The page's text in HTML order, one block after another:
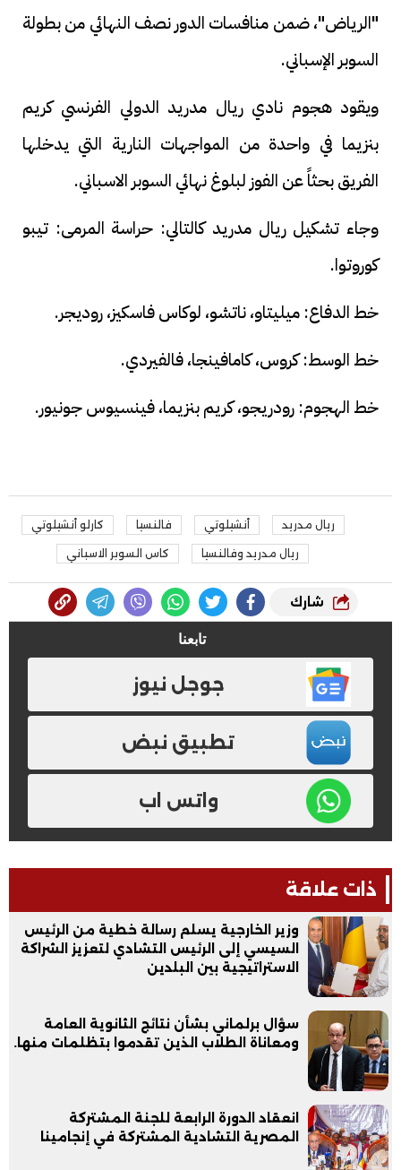
"الرياض"، ضمن منافسات الدور نصف النهائي من بطولة
السوبر الإسباني.
ويقود هجوم نادي ريال مدريد الدولي الفرنسي كريم
بنزيما في واحدة من المواجهات النارية التي يدخلها
الفريق بحثاً عن الفوز لبلوغ نهائي السوبر الاسباني.
وجاء تشكيل ريال مدريد كالتالي: حراسة المرمى: تيبو
كوروتوا.
خط الدفاع: ميليتاو، ناتشو، لوكاس فاسكيز، روديجر.
خط الوسط: كروس، كامافينجا، فالفيردي.
خط الهجوم: رودريجو، كريم بنزيما، فينسيوس جونيور.
ريال مدريد أنشيلوتي فالنسيا كارلو أنشيلوتي
ريال مدريد وفالنسيا كاس السوبر الاسباني
شارك
تابعنا
جوجل نيوز
تطبيق نبض
واتس اب
ذات علاقة
وزير الخارجية يسلم رسالة خطية من الرئيس
السيسي إلى الرئيس التشادي لتعزيز الشراكة
الاستراتيجية بين البلدين
سؤال برلماني بشأن نتائج الثانوية العامة
ومعاناة الطلاب الذين تقدموا بتظلمات منها.
انعقاد الدورة الرابعة للجنة المشتركة
المصرية التشادية المشتركة في إنجامينا